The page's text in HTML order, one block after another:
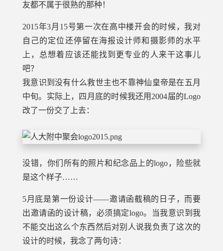
友都不属于很熟的那种！
2015年3月15号第一次在高中楼开会的时候，我对
自己的定位还停留在海报设计师和摄影师的水平
上，总想着应该还能找到更专业的人来干这事儿
吧？
我意识到没有什么救世主也不靠神仙皇帝是在五月
中旬。实际上，四月底的时候我还用2004届的Logo
改了一份交了上去：
没错，你们所有的照片和纪念品上的logo，险些就
是这个样子……
5月底是第一份设计——邀请函截稿的日子，而要
出邀请函的设计稿，必须搞定logo。当我意识到我
不能交出这么个东西然后对别人说我负责了这次的
设计的时候，我念了两句诗：